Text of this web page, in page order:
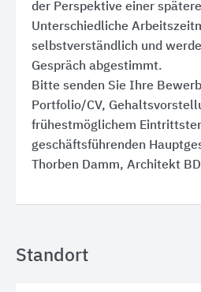
der Perspektive einer
Unterschiedliche
selbstverständlich und
Gespräch abgestimmt.
Bitte senden Sie Ihre
Portfolio/CV,
frühestmöglichem
geschäftsführenden
Thorben Damm, Architekt
Standort